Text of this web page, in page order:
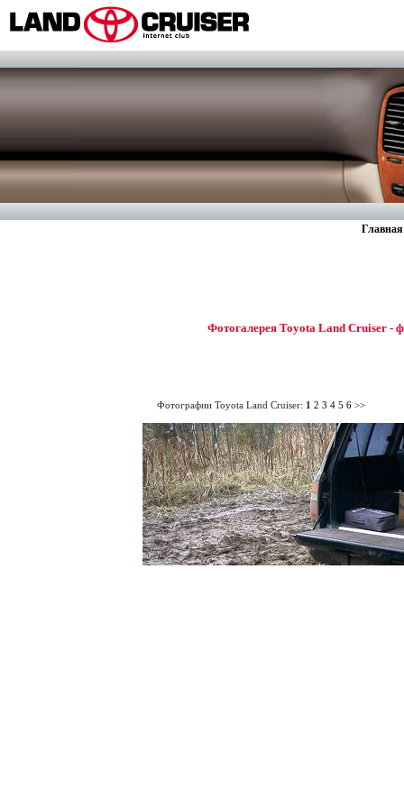
Главная
Фотогалерея Toyota Land Cruiser -
Фотографии Toyota Land Cruiser: 1 2 3 4 5 6 >>